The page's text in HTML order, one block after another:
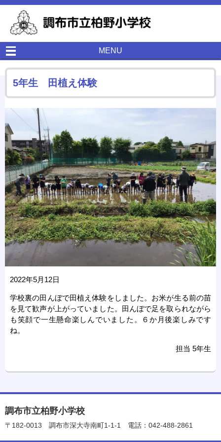
MENU
5年生 田植え体験
2022年5月12日
学校裏の田んぼで田植え体験をしました。お米が生る前の苗
を見て歓声が上がっていました。田んぼで足を取られながら
も笑顔で一生懸命楽しんでいました。６か月後楽しみです
ね。
担当 5年生
調布市立柏野小学校
〒182-0013 調布市深大寺南町1-1-1 電話：042-488-2861